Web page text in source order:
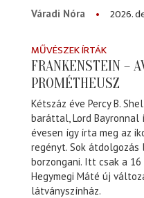
Váradi Nóra
2026.
MŰVÉSZEK ÍRTÁK
FRANKENSTEIN –
PROMÉTHEUSZ
Kétszáz éve Percy B.
baráttal, Lord
évesen így írta meg az
regényt. Sok
borzongani. Itt csak a
Hegymegi Máté új
látványszínház.